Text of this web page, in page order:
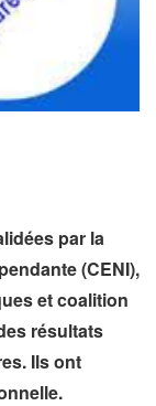
par la
(CENI),
et coalition
résultats
Ils ont